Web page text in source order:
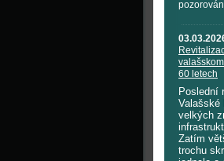
60 letech
Poslední
Valašské
velkých
Zatím
trochu